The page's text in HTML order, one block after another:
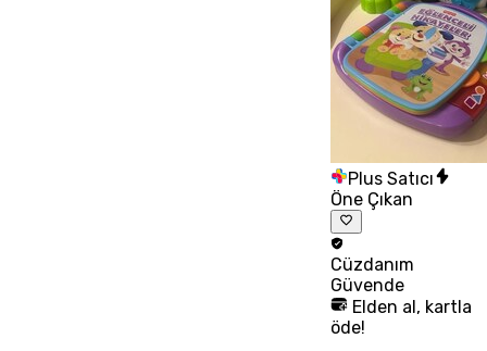
Plus Satıcı
Öne Çıkan
Cüzdanım
Güvende
Elden al, kartla
öde!